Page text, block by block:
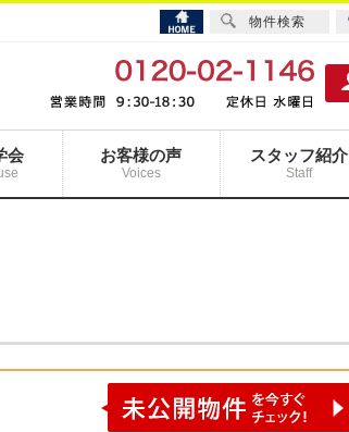
会 お客様の声
Voices
スタッフ紹介
Staff
物件検索